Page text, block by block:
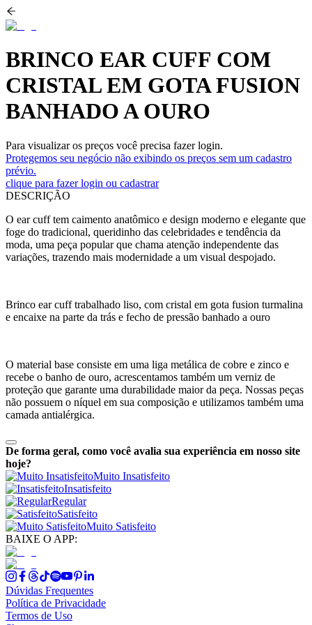
BRINCO EAR CUFF COM
CRISTAL EM GOTA FUSION
BANHADO A OURO
Para visualizar os preços você precisa fazer login.
Protegemos seu negócio não exibindo os preços sem um cadastro
prévio.
clique para fazer login ou cadastrar
DESCRIÇÃO
O ear cuff tem caimento anatômico e design moderno e elegante que
foge do tradicional, queridinho das celebridades e tendência da
moda, uma peça popular que chama atenção independente das
variações, trazendo mais modernidade a um visual despojado.
Brinco ear cuff trabalhado liso, com cristal em gota fusion turmalina
e encaixe na parte da trás e fecho de pressão banhado a ouro
O material base consiste em uma liga metálica de cobre e zinco e
recebe o banho de ouro, acrescentamos também um verniz de
proteção que garante uma durabilidade maior da peça. Nossas peças
não possuem o níquel em sua composição e utilizamos também uma
camada antialérgica.
De forma geral, como você avalia sua experiência em nosso site
hoje?
Muito Insatisfeito
Insatisfeito
Regular
Satisfeito
Muito Satisfeito
BAIXE O APP:
Dúvidas Frequentes
Política de Privacidade
Termos de Uso